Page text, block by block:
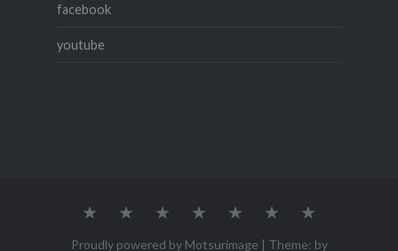
facebook
youtube
Accueil Qui
je
ACHETER
Mes
Mes
Mes
Proudly powered by Motsurimage | Theme: by